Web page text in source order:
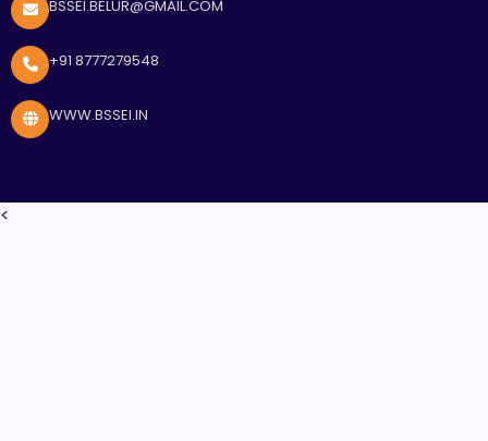
BSSEI.BELUR@GMAIL.COM
+91 8777279548
WWW.BSSEI.IN
<